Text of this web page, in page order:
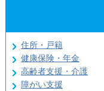
住所・戸籍
健康保険・年金
高齢者支援・介護
障がい支援